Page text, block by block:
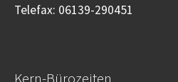
Telefax: 06139-290451